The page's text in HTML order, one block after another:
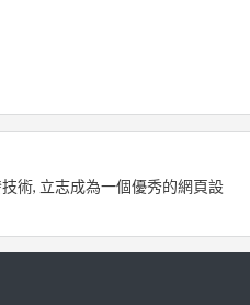
術, 立志成為一個優秀的網頁設